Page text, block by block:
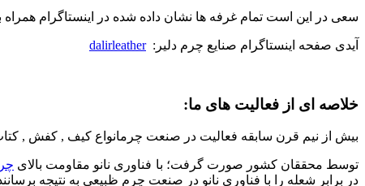
سعی در این است تمام غرفه ها نشان داده شده در اینستاگرام همراه
آیدی صفحه اینستاگرام صنایع چرم دلیر:dalirleather
خلاصه ای از فعالیت های ما:
بیش از نیم قرن سابقه فعالیت در صنعت چرمانواع کیف , کفش ,
توسط محققان کشور صورت گرفت؛ با فناوری نانو مقاومت بالای
در برابر شعله را با فناوری نانو در صنعت چرم ظبیعی به نتیجه